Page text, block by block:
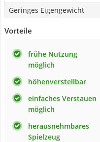
Geringes Eigengewicht
Vorteile
frühe Nutzung
möglich
höhenverstellbar
einfaches Verstauen
möglich
herausnehmbares
Spielzeug